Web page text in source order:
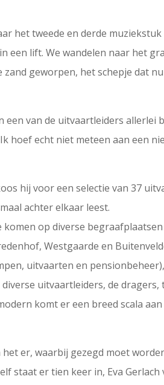
het tweede en derde
een lift. We wandelen naar het
geworpen, het schepje dat
een van de uitvaartleiders allerlei
hoef echt niet meteen aan een
hij voor een selectie van 37
achter elkaar leest.
op diverse
Westgaarde en
uitvaarten en
uitvaartleiders, de
komt er een breed scala
er, waarbij gezegd moet
staat er tien keer in, Eva